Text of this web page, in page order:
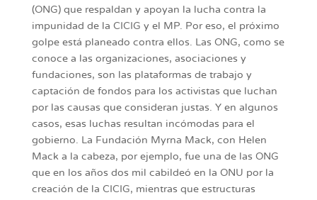
(ONG) que respaldan y apoyan la lucha contra la
impunidad de la CICIG y el MP. Por eso, el próximo
golpe está planeado contra ellos. Las ONG, como se
conoce a las organizaciones, asociaciones y
fundaciones, son las plataformas de trabajo y
captación de fondos para los activistas que luchan
por las causas que consideran justas. Y en algunos
casos, esas luchas resultan incómodas para el
gobierno. La Fundación Myrna Mack, con Helen
Mack a la cabeza, por ejemplo, fue una de las ONG
que en los años dos mil cabildeó en la ONU por la
creación de la CICIG, mientras que estructuras